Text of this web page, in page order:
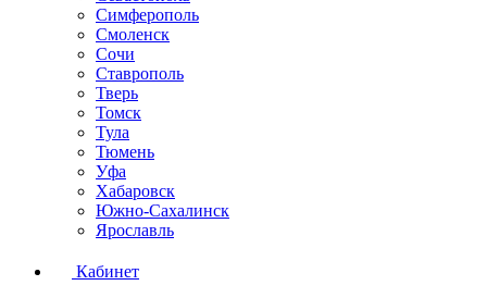
Симферополь
Смоленск
Сочи
Ставрополь
Тверь
Томск
Тула
Тюмень
Уфа
Хабаровск
Южно-Сахалинск
Ярославль
Кабинет